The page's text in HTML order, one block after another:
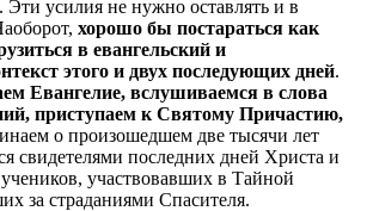
Эти усилия не нужно оставлять и в
хорошо бы постараться как
в евангельский и
этого и двух последующих дней.
Евангелие, вслушиваемся в слова
приступаем к Святому Причастию,
о произошедшем две тысячи лет
свидетелями последних дней Христа и
участвовавших в Тайной
за страданиями Спасителя.